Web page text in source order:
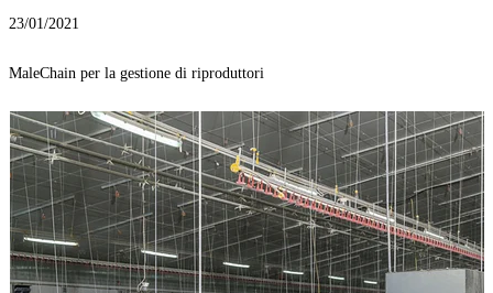
23/01/2021
MaleChain per la gestione di riproduttori